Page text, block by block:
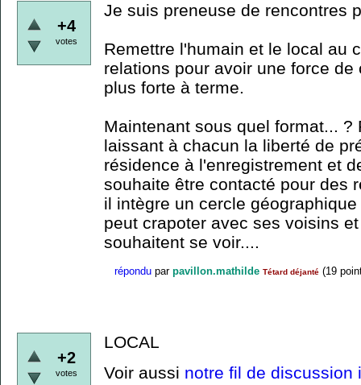
+4
votes
Je suis preneuse de rencontres
Remettre l'humain et le local au
relations pour avoir une force
plus forte à terme.
Maintenant sous quel format...
laissant à chacun la liberté de
résidence à l'enregistrement et
souhaite être contacté pour des
il intègre un cercle
peut crapoter avec ses voisins
souhaitent se voir....
répondu par pavillon.mathilde Tétard déjanté (19
+2
votes
LOCAL
Voir aussi notre fil de discussion